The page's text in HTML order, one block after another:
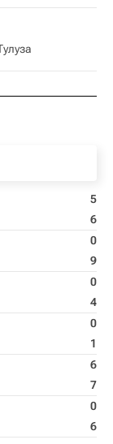
5
6
0
9
0
4
0
1
6
7
0
6